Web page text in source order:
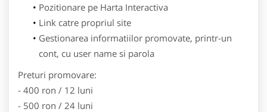
Pozitionare pe Harta Interactiva
Link catre propriul site
Gestionarea informatiilor promovate, printr-un
cont, cu user name si parola
Preturi promovare:
- 400 ron / 12 luni
- 500 ron / 24 luni